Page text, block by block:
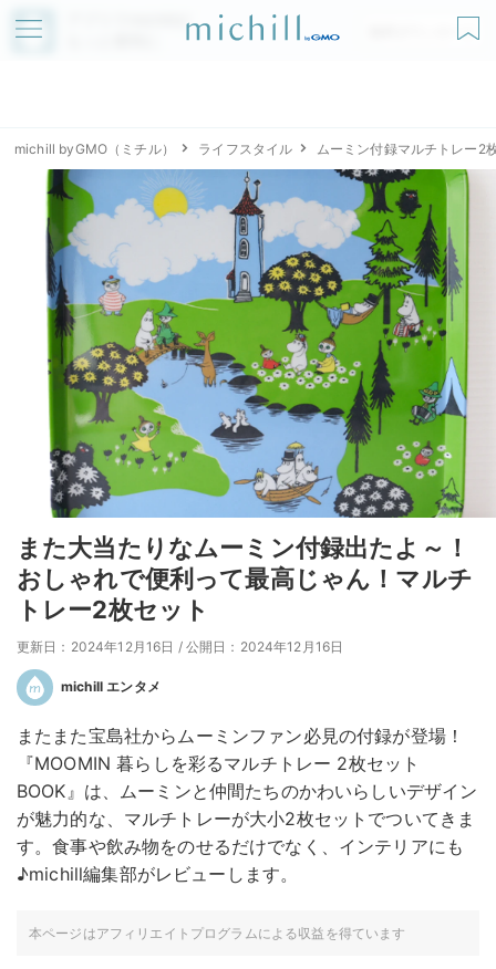
アプリでmichillが
無料ダウンロード
michill byGMO（ミチル） ライフスタイル ムーミン付録マルチトレー2
また大当たりなムーミン付録出たよ～！
おしゃれで便利って最高じゃん！マルチ
トレー2枚セット
更新日：2024年12月16日 / 公開日：2024年12月16日
michill エンタメ
またまた宝島社からムーミンファン必見の付録が登場！
『MOOMIN 暮らしを彩るマルチトレー 2枚セット
BOOK』は、ムーミンと仲間たちのかわいらしいデザイン
が魅力的な、マルチトレーが大小2枚セットでついてきま
す。食事や飲み物をのせるだけでなく、インテリアにも
♪michill編集部がレビューします。
本ページはアフィリエイトプログラムによる収益を得ています